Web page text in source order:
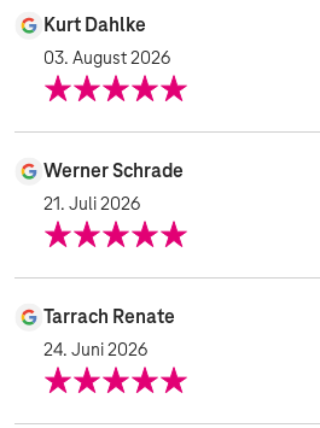
Kurt Dahlke
03. August 2026
Werner Schrade
21. Juli 2026
Tarrach Renate
24. Juni 2026